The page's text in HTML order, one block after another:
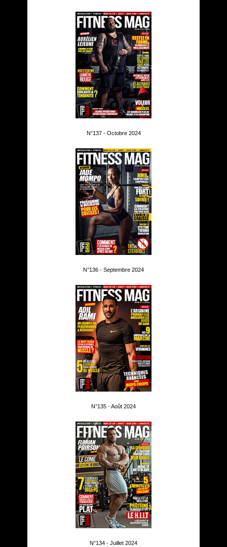
N°137 - Octobre 2024
N°136 - Septembre 2024
N°135 - Août 2024
N°134 - Juillet 2024